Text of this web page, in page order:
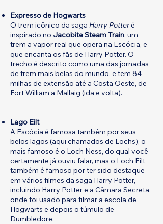
Expresso de Hogwarts
O trem icônico da saga Harry Potteré
inspirado no Jacobite Steam Train, um
trem a vapor real que opera na Escócia, e
que encanta os fãs de Harry Potter. O
trecho é descrito como uma das jornadas
de trem mais belas do mundo, e tem 84
milhas de extensão até a Costa Oeste, de
Fort William a Mallaig (ida e volta).
Lago Eilt
A Escócia é famosa também por seus
belos lagos (aqui chamados de Lochs), o
mais famoso é o Loch Ness, do qual você
certamente já ouviu falar, mas o Loch Eilt
também é famoso por ter sido destaque
em vários filmes da saga Harry Potter,
incluindo Harry Potter e a Câmara Secreta,
onde foi usado para filmar a escola de
Hogwarts e depois o túmulo de
Dumbledore.